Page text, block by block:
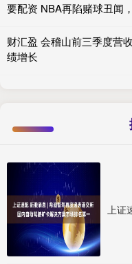
要配资 NBA再陷赌球丑闻
财汇盈 会稽山前三季度营
绩增长